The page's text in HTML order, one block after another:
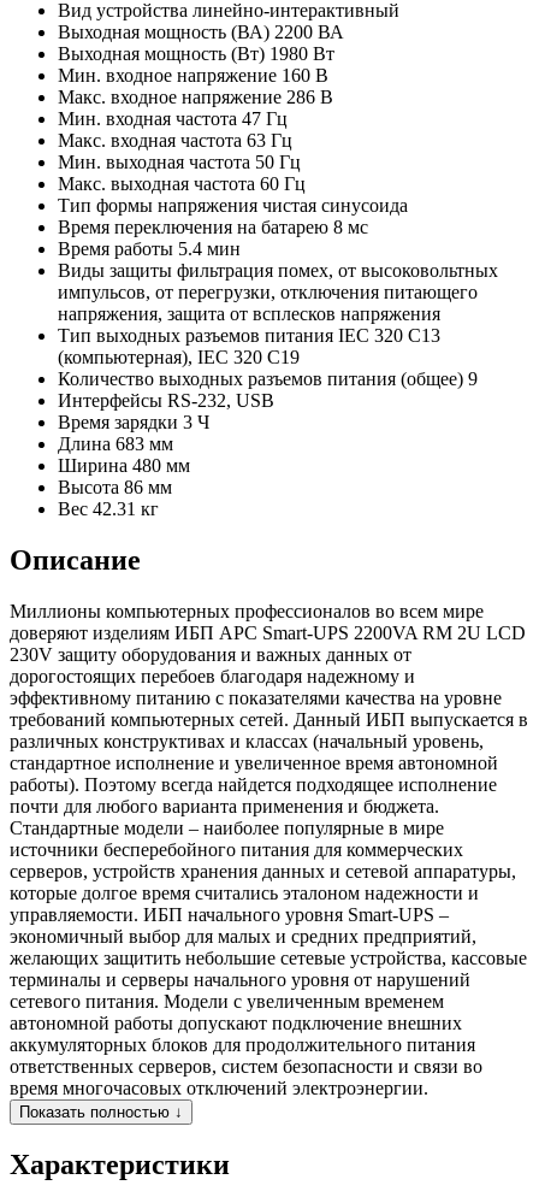
Вид устройства линейно-интерактивный
Выходная мощность (ВА) 2200 ВА
Выходная мощность (Вт) 1980 Вт
Мин. входное напряжение 160 В
Макс. входное напряжение 286 В
Мин. входная частота 47 Гц
Макс. входная частота 63 Гц
Мин. выходная частота 50 Гц
Макс. выходная частота 60 Гц
Тип формы напряжения чистая синусоида
Время переключения на батарею 8 мс
Время работы 5.4 мин
Виды защиты фильтрация помех, от высоковольтных
импульсов, от перегрузки, отключения питающего
напряжения, защита от всплесков напряжения
Тип выходных разъемов питания IEC 320 C13
(компьютерная), IEC 320 C19
Количество выходных разъемов питания (общее) 9
Интерфейсы RS-232, USB
Время зарядки 3 Ч
Длина 683 мм
Ширина 480 мм
Высота 86 мм
Вес 42.31 кг
Описание
Миллионы компьютерных профессионалов во всем мире
доверяют изделиям ИБП APC Smart-UPS 2200VA RM 2U LCD
230V защиту оборудования и важных данных от
дорогостоящих перебоев благодаря надежному и
эффективному питанию с показателями качества на уровне
требований компьютерных сетей. Данный ИБП выпускается в
различных конструктивах и классах (начальный уровень,
стандартное исполнение и увеличенное время автономной
работы). Поэтому всегда найдется подходящее исполнение
почти для любого варианта применения и бюджета.
Стандартные модели – наиболее популярные в мире
источники бесперебойного питания для коммерческих
серверов, устройств хранения данных и сетевой аппаратуры,
которые долгое время считались эталоном надежности и
управляемости. ИБП начального уровня Smart-UPS –
экономичный выбор для малых и средних предприятий,
желающих защитить небольшие сетевые устройства, кассовые
терминалы и серверы начального уровня от нарушений
сетевого питания. Модели с увеличенным временем
автономной работы допускают подключение внешних
аккумуляторных блоков для продолжительного питания
ответственных серверов, систем безопасности и связи во
время многочасовых отключений электроэнергии.
Показать полностью ↓
Характеристики